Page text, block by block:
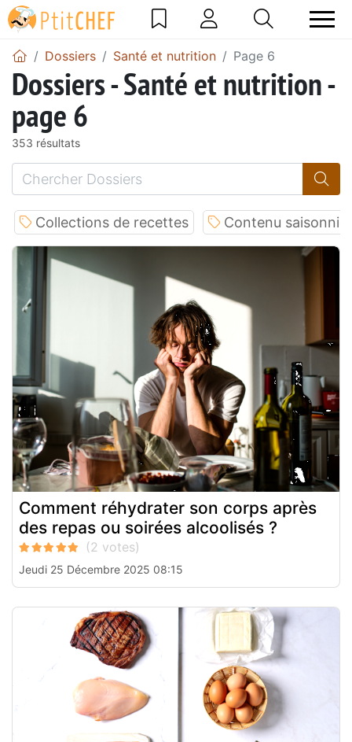
Dossiers Santé et nutrition Page 6
Dossiers - Santé et nutrition -
page 6
353 résultats
Collections de recettes Contenu saisonnier
Comment réhydrater son corps après
des repas ou soirées alcoolisés ?
Jeudi 25 Décembre 2025 08:15